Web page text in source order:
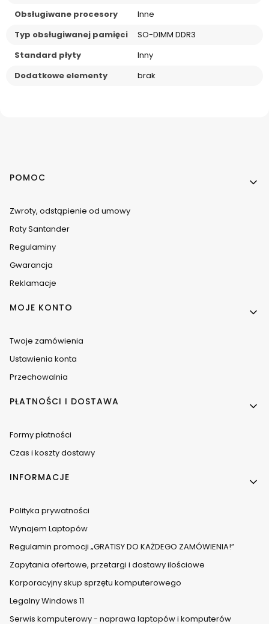
Obsługiwane procesory
Inne
Typ obsługiwanej pamięci
SO-DIMM DDR3
Standard płyty
Inny
Dodatkowe elementy
brak
Linki w stopce
POMOC
Zwroty, odstąpienie od umowy
Raty Santander
Regulaminy
Gwarancja
Reklamacje
MOJE KONTO
Twoje zamówienia
Ustawienia konta
Przechowalnia
PŁATNOŚCI I DOSTAWA
Formy płatności
Czas i koszty dostawy
INFORMACJE
Polityka prywatności
Wynajem Laptopów
Regulamin promocji „GRATISY DO KAŻDEGO ZAMÓWIENIA!”
Zapytania ofertowe, przetargi i dostawy ilościowe
Korporacyjny skup sprzętu komputerowego
Legalny Windows 11
Serwis komputerowy - naprawa laptopów i komputerów